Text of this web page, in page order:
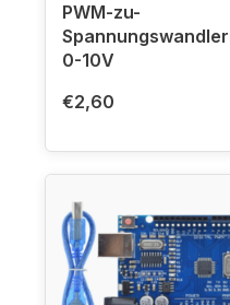
PWM-zu-
0-10V
€2,60